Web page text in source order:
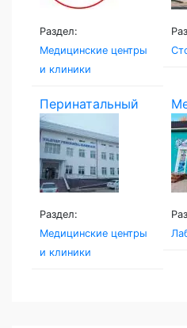
Раздел:
Медицинские центры
и клиники
Перинатальный
центр...
Раздел:
Медицинские центры
и клиники